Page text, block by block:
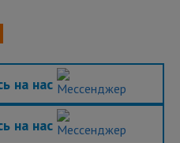
на нас
на нас